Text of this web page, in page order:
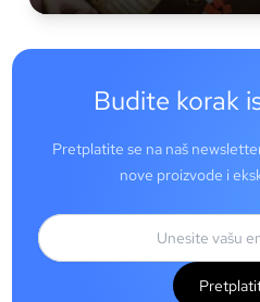
Budite korak
Pretplatite se na naš
nove proizvode i